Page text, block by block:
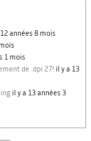
années 8 mois
1 mois
de .dpi 27! il y a 13
il y a 13 années 3